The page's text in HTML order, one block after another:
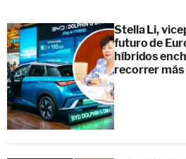
Stella Li,
futuro de
híbridos
recorrer más